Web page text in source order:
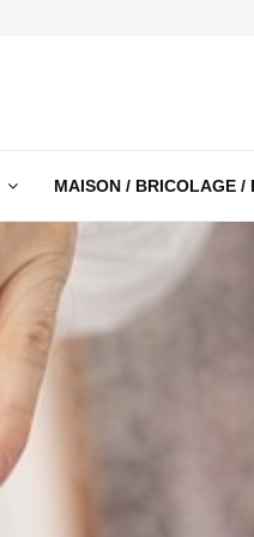
MAISON / BRICOLAGE /